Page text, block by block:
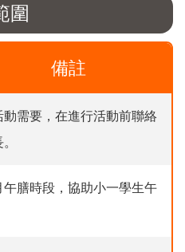
圍
備註
動需要，在進行活動前聯絡
午膳時段，協助小一學生午